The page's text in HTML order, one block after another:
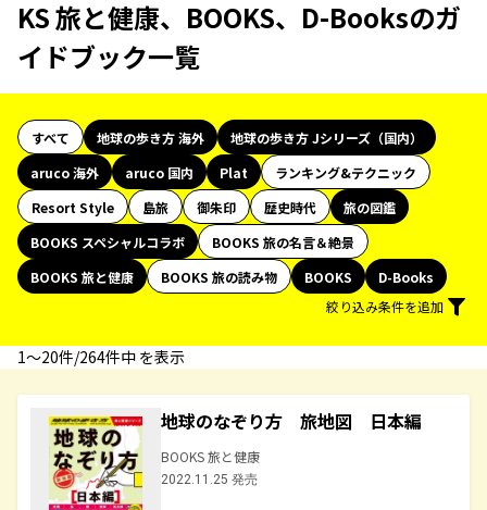
KS 旅と健康、BOOKS、D-Booksのガ
イドブック一覧
すべて 地球の歩き方 海外
地球の歩き方 Jシリーズ（国内）
aruco 海外
aruco 国内 Plat
ランキング&テクニック
Resort Style
島旅 御朱印 歴史時代
旅の図鑑
BOOKS スペシャルコラボ
BOOKS 旅の名言＆絶景
BOOKS 旅と健康
BOOKS 旅の読み物 BOOKS
D-Books
絞り込み条件を追加
1〜20件/264件中 を表示
地球のなぞり方 旅地図 日本編
BOOKS 旅と健康
2022.11.25 発売